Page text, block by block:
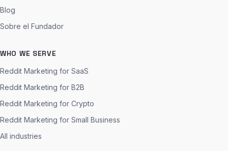
Blog
Sobre el Fundador
WHO WE SERVE
Reddit Marketing for SaaS
Reddit Marketing for B2B
Reddit Marketing for Crypto
Reddit Marketing for Small Business
All industries